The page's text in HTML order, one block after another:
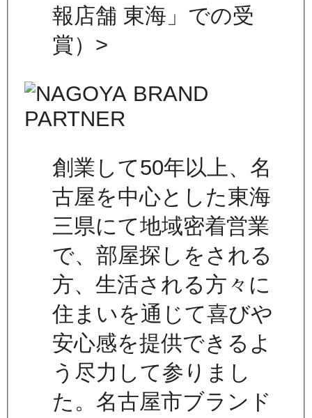
報店舗 東海」での受
賞）>
創業して50年以上、名
古屋を中心とした東海
三県にて地域密着営業
で、部屋探しをされる
方、生活される方々に
住まいを通じて喜びや
安心感を提供できるよ
う尽力して参りまし
た。名古屋市ブランド